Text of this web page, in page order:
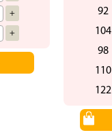
+
+
92
104
98
110
122